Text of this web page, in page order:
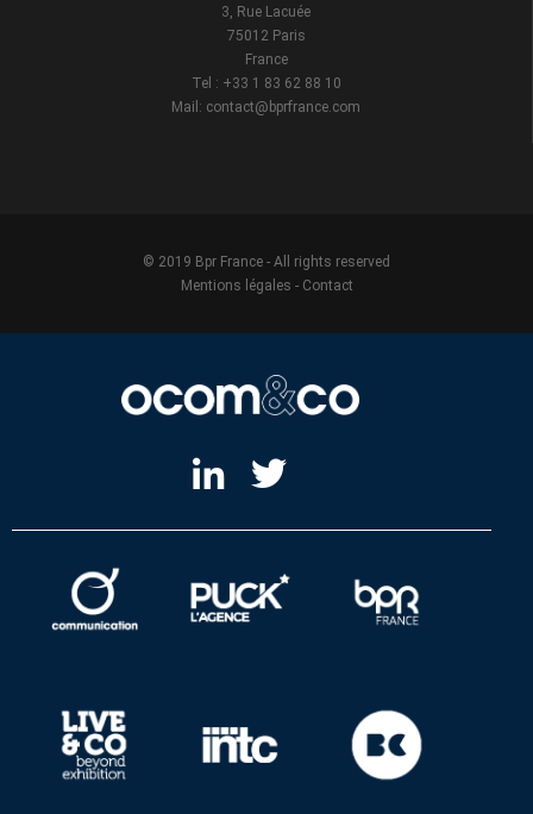
3, Rue Lacuée
75012 Paris
France
Tel : +33 1 83 62 88 10
Mail: contact@bprfrance.com
© 2019 Bpr France - All rights reserved
Mentions légales - Contact